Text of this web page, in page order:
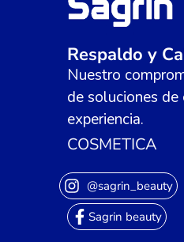
Respaldo y
Nuestro
de soluciones
experiencia.
COSMETICA
@sagrin_beauty
Sagrin beauty